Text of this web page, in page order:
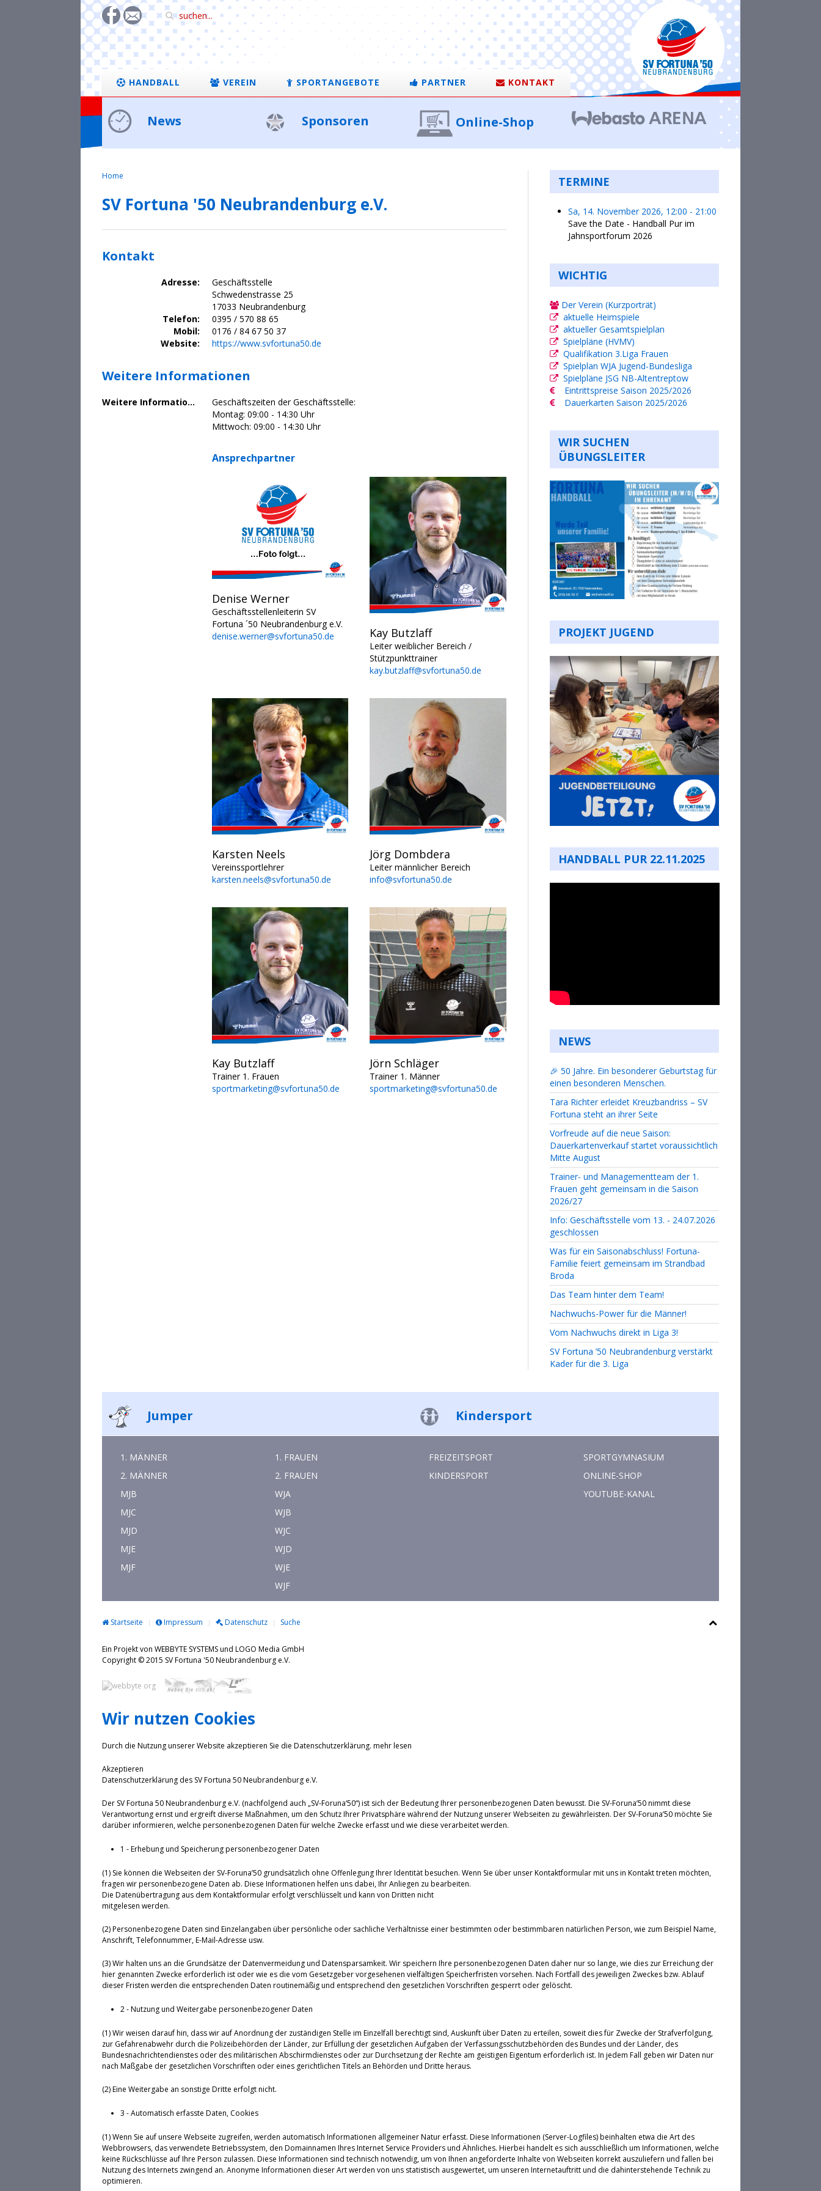
HANDBALL VEREIN SPORTANGEBOTE PARTNER KONTAKT
News Sponsoren Online-Shop
Home
SV Fortuna '50 Neubrandenburg e.V.
Kontakt
Adresse:
Geschäftsstelle
Schwedenstrasse 25
17033 Neubrandenburg
Telefon:
0395 / 570 88 65
Mobil:
0176 / 84 67 50 37
Website:
https://www.svfortuna50.de
Weitere Informationen
Weitere Informationen:
Geschäftszeiten der Geschäftsstelle:
Montag: 09:00 - 14:30 Uhr
Mittwoch: 09:00 - 14:30 Uhr
Ansprechpartner
Denise Werner
Geschäftsstellenleiterin SV
Fortuna ´50 Neubrandenburg e.V.
denise.werner@svfortuna50.de
Kay Butzlaff
Leiter weiblicher Bereich /
Stützpunkttrainer
kay.butzlaff@svfortuna50.de
Karsten Neels
Vereinssportlehrer
karsten.neels@svfortuna50.de
Jörg Dombdera
Leiter männlicher Bereich
info@svfortuna50.de
Kay Butzlaff
Trainer 1. Frauen
sportmarketing@svfortuna50.de
Jörn Schläger
Trainer 1. Männer
sportmarketing@svfortuna50.de
TERMINE
Sa, 14. November 2026, 12:00 - 21:00
Save the Date - Handball Pur im
Jahnsportforum 2026
WICHTIG
Der Verein (Kurzporträt)
aktuelle Heimspiele
aktueller Gesamtspielplan
Spielpläne (HVMV)
Qualifikation 3.Liga Frauen
Spielplan WJA Jugend-Bundesliga
Spielpläne JSG NB-Altentreptow
Eintrittspreise Saison 2025/2026
Dauerkarten Saison 2025/2026
WIR SUCHEN
ÜBUNGSLEITER
PROJEKT JUGEND
HANDBALL PUR 22.11.2025
NEWS
🎉 50 Jahre. Ein besonderer Geburtstag für
einen besonderen Menschen.
Tara Richter erleidet Kreuzbandriss – SV
Fortuna steht an ihrer Seite
Vorfreude auf die neue Saison:
Dauerkartenverkauf startet voraussichtlich
Mitte August
Trainer- und Managementteam der 1.
Frauen geht gemeinsam in die Saison
2026/27
Info: Geschäftsstelle vom 13. - 24.07.2026
geschlossen
Was für ein Saisonabschluss! Fortuna-
Familie feiert gemeinsam im Strandbad
Broda
Das Team hinter dem Team!
Nachwuchs-Power für die Männer!
Vom Nachwuchs direkt in Liga 3!
SV Fortuna ’50 Neubrandenburg verstärkt
Kader für die 3. Liga
Jumper Kindersport
1. MÄNNER
2. MÄNNER
MJB
MJC
MJD
MJE
MJF
1. FRAUEN
2. FRAUEN
WJA
WJB
WJC
WJD
WJE
WJF
FREIZEITSPORT
KINDERSPORT
SPORTGYMNASIUM
ONLINE-SHOP
YOUTUBE-KANAL
Startseite Impressum Datenschutz Suche
Ein Projekt von WEBBYTE SYSTEMS und LOGO Media GmbH
Copyright © 2015 SV Fortuna '50 Neubrandenburg e.V.
Wir nutzen Cookies
Durch die Nutzung unserer Website akzeptieren Sie die Datenschutzerklärung. mehr lesen
Akzeptieren
Datenschutzerklärung des SV Fortuna 50 Neubrandenburg e.V.
Der SV Fortuna 50 Neubrandenburg e.V. (nachfolgend auch „SV-Foruna‘50“) ist sich der Bedeutung Ihrer personenbezogenen Daten bewusst. Die SV-Foruna’50 nimmt diese
Verantwortung ernst und ergreift diverse Maßnahmen, um den Schutz Ihrer Privatsphäre während der Nutzung unserer Webseiten zu gewährleisten. Der SV-Foruna’50 möchte Sie
darüber informieren, welche personenbezogenen Daten für welche Zwecke erfasst und wie diese verarbeitet werden.
1 - Erhebung und Speicherung personenbezogener Daten
(1) Sie können die Webseiten der SV-Foruna’50 grundsätzlich ohne Offenlegung Ihrer Identität besuchen. Wenn Sie über unser Kontaktformular mit uns in Kontakt treten möchten,
fragen wir personenbezogene Daten ab. Diese Informationen helfen uns dabei, Ihr Anliegen zu bearbeiten.
Die Datenübertragung aus dem Kontaktformular erfolgt verschlüsselt und kann von Dritten nicht
mitgelesen werden.
(2) Personenbezogene Daten sind Einzelangaben über persönliche oder sachliche Verhältnisse einer bestimmten oder bestimmbaren natürlichen Person, wie zum Beispiel Name,
Anschrift, Telefonnummer, E-Mail-Adresse usw.
(3) Wir halten uns an die Grundsätze der Datenvermeidung und Datensparsamkeit. Wir speichern Ihre personenbezogenen Daten daher nur so lange, wie dies zur Erreichung der
hier genannten Zwecke erforderlich ist oder wie es die vom Gesetzgeber vorgesehenen vielfältigen Speicherfristen vorsehen. Nach Fortfall des jeweiligen Zweckes bzw. Ablauf
dieser Fristen werden die entsprechenden Daten routinemäßig und entsprechend den gesetzlichen Vorschriften gesperrt oder gelöscht.
2 - Nutzung und Weitergabe personenbezogener Daten
(1) Wir weisen darauf hin, dass wir auf Anordnung der zuständigen Stelle im Einzelfall berechtigt sind, Auskunft über Daten zu erteilen, soweit dies für Zwecke der Strafverfolgung,
zur Gefahrenabwehr durch die Polizeibehörden der Länder, zur Erfüllung der gesetzlichen Aufgaben der Verfassungsschutzbehörden des Bundes und der Länder, des
Bundesnachrichtendienstes oder des militärischen Abschirmdienstes oder zur Durchsetzung der Rechte am geistigen Eigentum erforderlich ist. In jedem Fall geben wir Daten nur
nach Maßgabe der gesetzlichen Vorschriften oder eines gerichtlichen Titels an Behörden und Dritte heraus.
(2) Eine Weitergabe an sonstige Dritte erfolgt nicht.
3 - Automatisch erfasste Daten, Cookies
(1) Wenn Sie auf unsere Webseite zugreifen, werden automatisch Informationen allgemeiner Natur erfasst. Diese Informationen (Server-Logfiles) beinhalten etwa die Art des
Webbrowsers, das verwendete Betriebssystem, den Domainnamen Ihres Internet Service Providers und Ähnliches. Hierbei handelt es sich ausschließlich um Informationen, welche
keine Rückschlüsse auf Ihre Person zulassen. Diese Informationen sind technisch notwendig, um von Ihnen angeforderte Inhalte von Webseiten korrekt auszuliefern und fallen bei
Nutzung des Internets zwingend an. Anonyme Informationen dieser Art werden von uns statistisch ausgewertet, um unseren Internetauftritt und die dahinterstehende Technik zu
optimieren.